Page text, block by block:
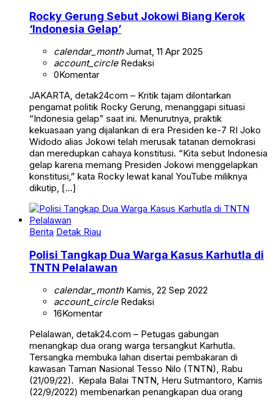
Rocky Gerung Sebut Jokowi Biang Kerok
‘Indonesia Gelap’
calendar_monthJumat, 11 Apr 2025
account_circleRedaksi
0Komentar
JAKARTA, detak24com – Kritik tajam dilontarkan
pengamat politik Rocky Gerung, menanggapi situasi
“Indonesia gelap” saat ini. Menurutnya, praktik
kekuasaan yang dijalankan di era Presiden ke-7 RI Joko
Widodo alias Jokowi telah merusak tatanan demokrasi
dan meredupkan cahaya konstitusi. “Kita sebut Indonesia
gelap karena memang Presiden Jokowi menggelapkan
konstitusi,” kata Rocky lewat kanal YouTube miliknya
dikutip, […]
Berita Detak Riau
Polisi Tangkap Dua Warga Kasus Karhutla di
TNTN Pelalawan
calendar_monthKamis, 22 Sep 2022
account_circleRedaksi
16Komentar
Pelalawan, detak24.com – Petugas gabungan
menangkap dua orang warga tersangkut Karhutla.
Tersangka membuka lahan disertai pembakaran di
kawasan Taman Nasional Tesso Nilo (TNTN), Rabu
(21/09/22). Kepala Balai TNTN, Heru Sutmantoro, Kamis
(22/9/2022) membenarkan penangkapan dua orang